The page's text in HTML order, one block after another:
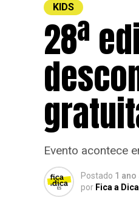
KIDS
28ª
Evento acontece
Postado 1 ano
por Fica a